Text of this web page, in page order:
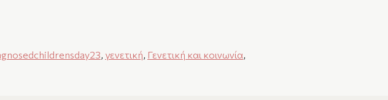
, γενετική, Γενετική και κοινωνία,